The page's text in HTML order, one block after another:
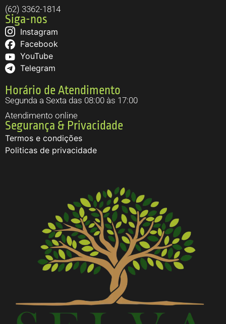
(62) 3362-1814
Siga-nos
Instagram
Facebook
YouTube
Telegram
Horário de Atendimento
Segunda a Sexta das 08:00 às 17:00
Atendimento online
Segurança & Privacidade
Termos e condições
Politicas de privacidade